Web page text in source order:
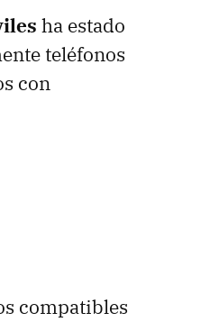
ha estado
teléfonos
con
compatibles